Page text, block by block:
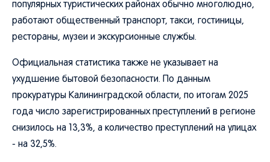
популярных туристических районах обычно многолюдно,
работают общественный транспорт, такси, гостиницы,
рестораны, музеи и экскурсионные службы.
Официальная статистика также не указывает на
ухудшение бытовой безопасности. По данным
прокуратуры Калининградской области, по итогам 2025
года число зарегистрированных преступлений в регионе
снизилось на 13,3%, а количество преступлений на улицах
- на 32,5%.